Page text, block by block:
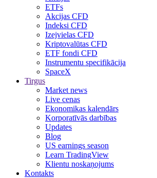
ETFs
Akcijas CFD
Indeksi CFD
Izejvielas CFD
Kriptovalūtas CFD
ETF fondi CFD
Instrumentu specifikācija
SpaceX
Tirgus
Market news
Live cenas
Ekonomikas kalendārs
Korporatīvās darbības
Updates
Blog
US earnings season
Learn TradingView
Klientu noskaņojums
Kontakts